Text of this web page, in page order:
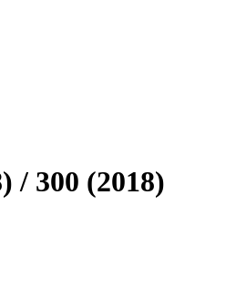
/ 300 (2018)